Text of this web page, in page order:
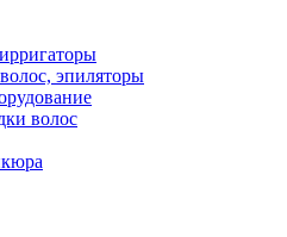
эпиляторы
волос